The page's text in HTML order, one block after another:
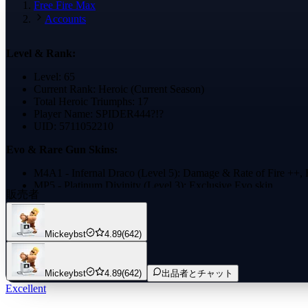
Free Fire Max
Accounts
Level & Rank:
Level: 65
Current Rank: Heroic (Current Season)
Total Heroic Triumphs: 17
Player Name: SPIDER444?!?
UID: 5711052210
Evo & Rare Gun Skins:
M4A1 - Infernal Draco (Level 5): Damage & Rate of Fire ++,
MP5 - Platinum Divinity (Level 3): Exclusive Evo skin
AK47 - The Flaming Dragon: Damage & Rate of Fire ++,
M1014 - Apocalyptic Red: Reload Speed & Magazine +,
MP40 - Crazy Bunny: Range ++, Damage +, Magazine -
AWM - Titanium Warhorn: Armor Penetration &, Reload
Thompson - The Golden: (Stats like Range ++ & Accuracy +
UMP - Zebra Papercut: Range & Damage +, Magazine -
Melee:
Fist: Ninjutsu Theme (Blue Dragon Effect) 👊
販売者
Mickeybst 4.89(642)
Mickeybst 4.89(642) 出品者とチャット
Excellent